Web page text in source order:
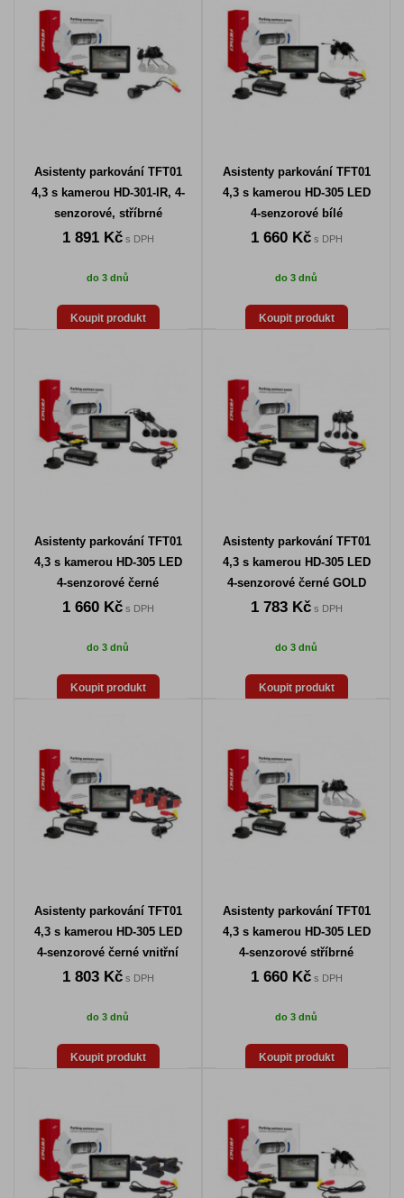
Asistenty parkování TFT01
4,3 s kamerou HD-301-IR, 4-
senzorové, stříbrné
1 891 Kčs DPH
do 3 dnů
Koupit produkt
Asistenty parkování TFT01
4,3 s kamerou HD-305 LED
4-senzorové bílé
1 660 Kčs DPH
do 3 dnů
Koupit produkt
Asistenty parkování TFT01
4,3 s kamerou HD-305 LED
4-senzorové černé
1 660 Kčs DPH
do 3 dnů
Koupit produkt
Asistenty parkování TFT01
4,3 s kamerou HD-305 LED
4-senzorové černé GOLD
1 783 Kčs DPH
do 3 dnů
Koupit produkt
Asistenty parkování TFT01
4,3 s kamerou HD-305 LED
4-senzorové černé vnitřní
1 803 Kčs DPH
do 3 dnů
Koupit produkt
Asistenty parkování TFT01
4,3 s kamerou HD-305 LED
4-senzorové stříbrné
1 660 Kčs DPH
do 3 dnů
Koupit produkt